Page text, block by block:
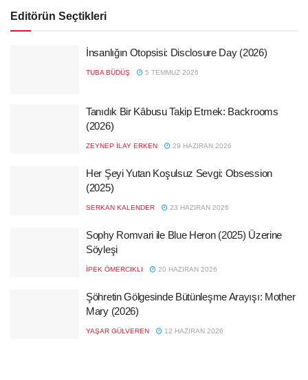
Editörün Seçtikleri
İnsanlığın Otopsisi: Disclosure Day (2026)
TUBA BÜDÜŞ 5 TEMMUZ 2026
Tanıdık Bir Kâbusu Takip Etmek: Backrooms
(2026)
ZEYNEP İLAY ERKEN 29 HAZIRAN 2026
Her Şeyi Yutan Koşulsuz Sevgi: Obsession
(2025)
SERKAN KALENDER 23 HAZIRAN 2026
Sophy Romvari ile Blue Heron (2025) Üzerine
Söyleşi
İPEK ÖMERCIKLI 20 HAZIRAN 2026
Şöhretin Gölgesinde Bütünleşme Arayışı: Mother
Mary (2026)
YAŞAR GÜLVEREN 12 HAZIRAN 2026